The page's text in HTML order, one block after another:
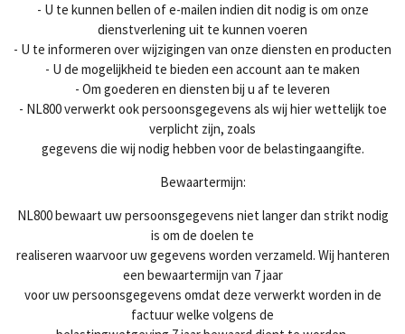
- U te kunnen bellen of e-mailen indien dit nodig is om onze
dienstverlening uit te kunnen voeren
- U te informeren over wijzigingen van onze diensten en producten
- U de mogelijkheid te bieden een account aan te maken
- Om goederen en diensten bij u af te leveren
- NL800 verwerkt ook persoonsgegevens als wij hier wettelijk toe
verplicht zijn, zoals
gegevens die wij nodig hebben voor de belastingaangifte.
Bewaartermijn:
NL800 bewaart uw persoonsgegevens niet langer dan strikt nodig
is om de doelen te
realiseren waarvoor uw gegevens worden verzameld. Wij hanteren
een bewaartermijn van 7 jaar
voor uw persoonsgegevens omdat deze verwerkt worden in de
factuur welke volgens de